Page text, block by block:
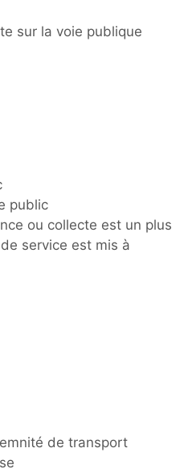
sur la voie publique
public
ou collecte est un plus
service est mis à
de transport